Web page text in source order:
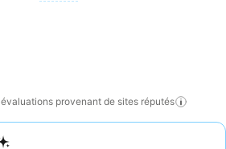
provenant de sites réputés